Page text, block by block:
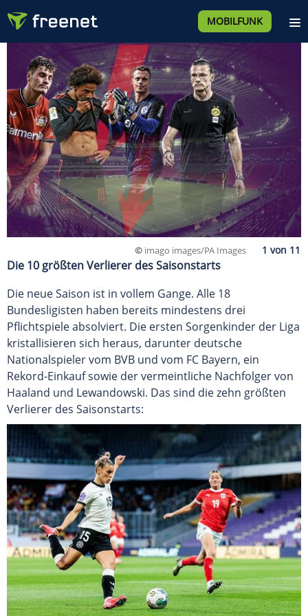
MOBILFUNK
© imago images/PA Images
Die 10 größten Verlierer des Saisonstarts
Die neue Saison ist in vollem Gange. Alle 18
Bundesligisten haben bereits mindestens drei
Pflichtspiele absolviert. Die ersten Sorgenkinder der Liga
kristallisieren sich heraus, darunter deutsche
Nationalspieler vom BVB und vom FC Bayern, ein
Rekord-Einkauf sowie der vermeintliche Nachfolger von
Haaland und Lewandowski. Das sind die zehn größten
Verlierer des Saisonstarts: